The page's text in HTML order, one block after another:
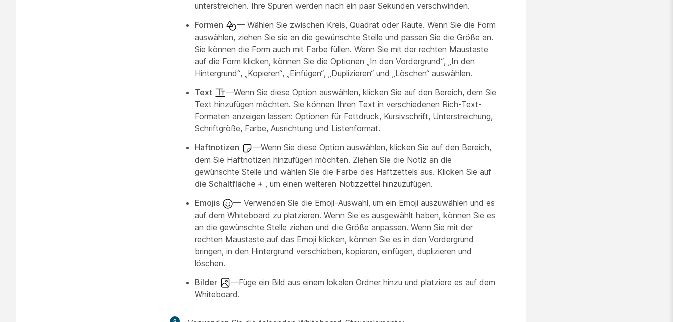
unterstreichen. Ihre Spuren werden nach ein paar Sekunden verschwinden.
Formen
— Wählen Sie zwischen Kreis, Quadrat oder Raute. Wenn Sie die Form
auswählen, ziehen Sie sie an die gewünschte Stelle und passen Sie die Größe an.
Sie können die Form auch mit Farbe füllen. Wenn Sie mit der rechten Maustaste
auf die Form klicken, können Sie die Optionen „In den Vordergrund“, „In den
Hintergrund“, „Kopieren“, „Einfügen“, „Duplizieren“ und „Löschen“ auswählen.
Text
—Wenn Sie diese Option auswählen, klicken Sie auf den Bereich, dem Sie
Text hinzufügen möchten. Sie können Ihren Text in verschiedenen Rich-Text-
Formaten anzeigen lassen: Optionen für Fettdruck, Kursivschrift, Unterstreichung,
Schriftgröße, Farbe, Ausrichtung und Listenformat.
Haftnotizen
—Wenn Sie diese Option auswählen, klicken Sie auf den Bereich,
dem Sie Haftnotizen hinzufügen möchten. Ziehen Sie die Notiz an die
gewünschte Stelle und wählen Sie die Farbe des Haftzettels aus. Klicken Sie auf
die Schaltfläche + , um einen weiteren Notizzettel hinzuzufügen.
Emojis
— Verwenden Sie die Emoji-Auswahl, um ein Emoji auszuwählen und es
auf dem Whiteboard zu platzieren. Wenn Sie es ausgewählt haben, können Sie es
an die gewünschte Stelle ziehen und die Größe anpassen. Wenn Sie mit der
rechten Maustaste auf das Emoji klicken, können Sie es in den Vordergrund
bringen, in den Hintergrund verschieben, kopieren, einfügen, duplizieren und
löschen.
Bilder
—Füge ein Bild aus einem lokalen Ordner hinzu und platziere es auf dem
Whiteboard.